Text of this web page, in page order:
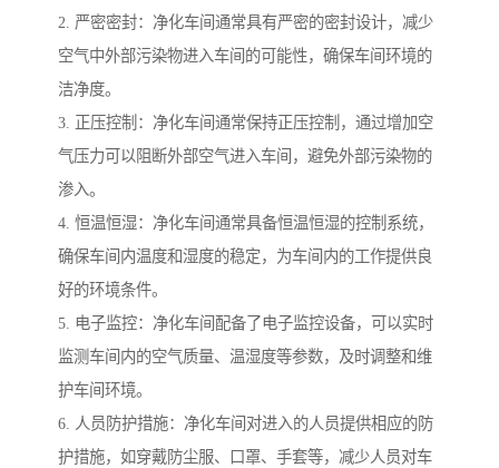
2. 严密密封：净化车间通常具有严密的密封设计，减少
空气中外部污染物进入车间的可能性，确保车间环境的
洁净度。
3. 正压控制：净化车间通常保持正压控制，通过增加空
气压力可以阻断外部空气进入车间，避免外部污染物的
渗入。
4. 恒温恒湿：净化车间通常具备恒温恒湿的控制系统，
确保车间内温度和湿度的稳定，为车间内的工作提供良
好的环境条件。
5. 电子监控：净化车间配备了电子监控设备，可以实时
监测车间内的空气质量、温湿度等参数，及时调整和维
护车间环境。
6. 人员防护措施：净化车间对进入的人员提供相应的防
护措施，如穿戴防尘服、口罩、手套等，减少人员对车